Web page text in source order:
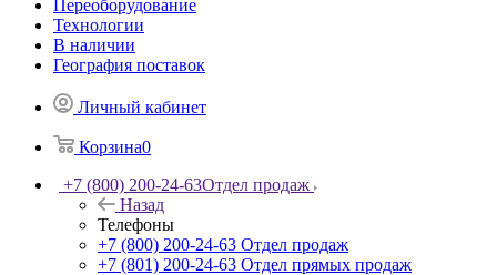
Переоборудование
Технологии
В наличии
География поставок
Личный кабинет
Корзина0
+7 (800) 200-24-63Отдел продаж
Назад
Телефоны
+7 (800) 200-24-63 Отдел продаж
+7 (801) 200-24-63 Отдел прямых продаж